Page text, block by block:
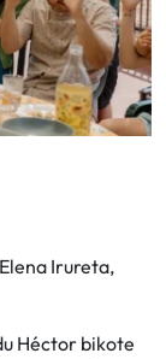
Irureta,
Héctor bikote